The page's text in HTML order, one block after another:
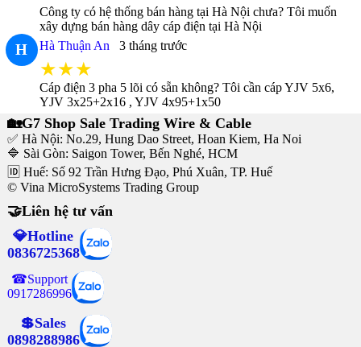
Công ty có hệ thống bán hàng tại Hà Nội chưa? Tôi muốn
xây dựng bán hàng dây cáp điện tại Hà Nội
H Hà Thuận An 3 tháng trước
★★★
Cáp điện 3 pha 5 lõi có sẵn không? Tôi cần cáp YJV 5x6,
YJV 3x25+2x16 , YJV 4x95+1x50
🏡G7 Shop Sale Trading Wire & Cable
✅ Hà Nội: No.29, Hung Dao Street, Hoan Kiem, Ha Noi
🔷 Sài Gòn: Saigon Tower, Bến Nghé, HCM
🆔 Huế: Số 92 Trần Hưng Đạo, Phú Xuân, TP. Huế
© Vina MicroSystems Trading Group
🤝Liên hệ tư vấn
💎Hotline
0836725368
☎Support
0917286996
💲Sales
0898288986